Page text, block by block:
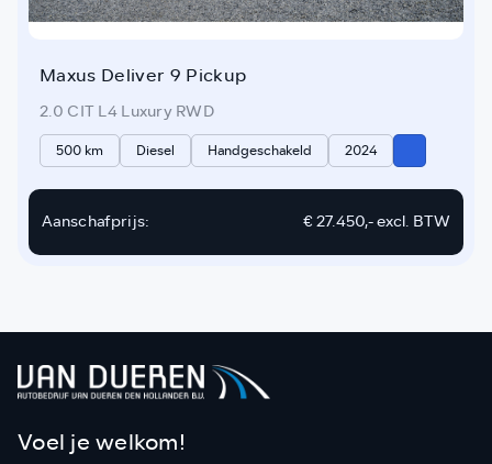
Maxus Deliver 9 Pickup
2.0 CIT L4 Luxury RWD
500 km Diesel Handgeschakeld 2024
Aanschafprijs: € 27.450,-excl. BTW
Voel je welkom!